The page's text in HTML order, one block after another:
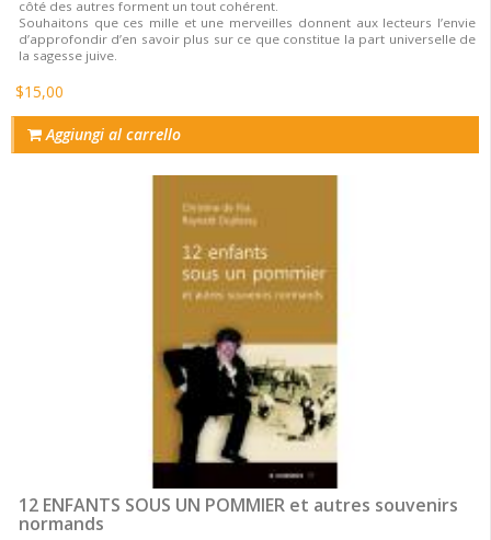
côté des autres forment un tout cohérent.
Souhaitons que ces mille et une merveilles donnent aux lecteurs l’envie
d’approfondir d’en savoir plus sur ce que constitue la part universelle de
la sagesse juive.
$15,00
Aggiungi al carrello
12 ENFANTS SOUS UN POMMIER et autres souvenirs
normands